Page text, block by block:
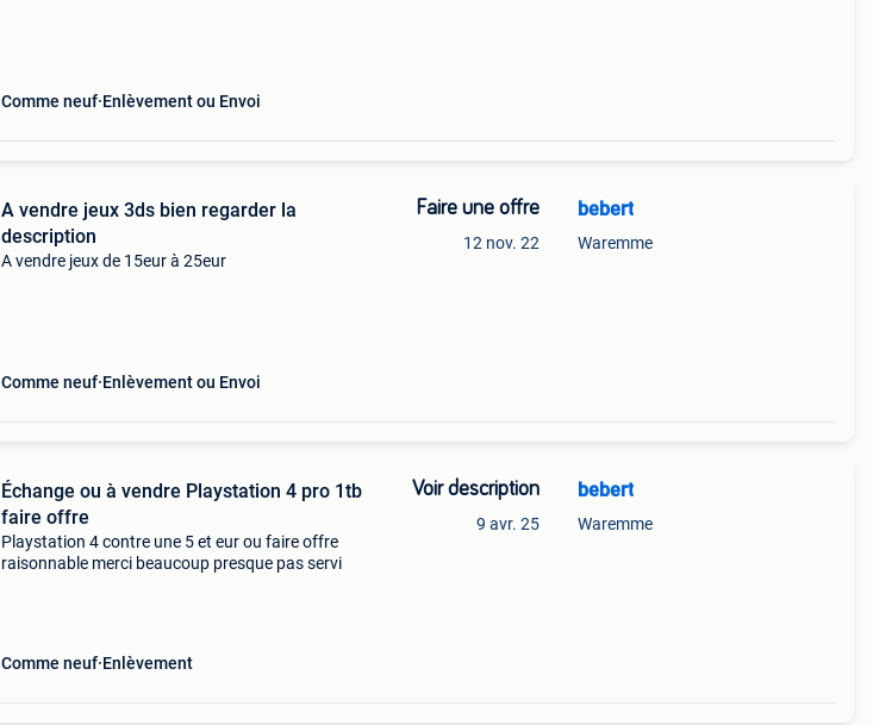
Comme neuf Enlèvement ou Envoi
A vendre jeux 3ds bien regarder la
description
A vendre jeux de 15eur à 25eur
Comme neuf Enlèvement ou Envoi
Faire une offre
12 nov. 22
bebert
Waremme
Échange ou à vendre Playstation 4 pro 1tb
faire offre
Playstation 4 contre une 5 et eur ou faire offre
raisonnable merci beaucoup presque pas servi
Comme neuf Enlèvement
Voir description
9 avr. 25
bebert
Waremme